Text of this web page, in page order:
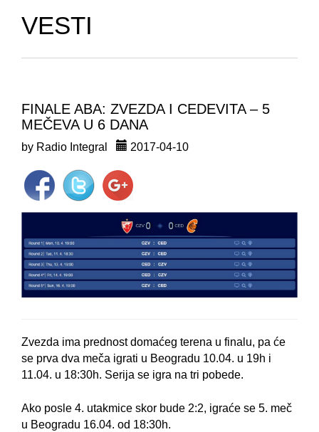
VESTI
FINALE ABA: ZVEZDA I CEDEVITA – 5
MEČEVA U 6 DANA
by Radio Integral 2017-04-10
Zvezda ima prednost domaćeg terena u finalu, pa će
se prva dva meča igrati u Beogradu 10.04. u 19h i
11.04. u 18:30h. Serija se igra na tri pobede.
Ako posle 4. utakmice skor bude 2:2, igraće se 5. meč
u Beogradu 16.04. od 18:30h.